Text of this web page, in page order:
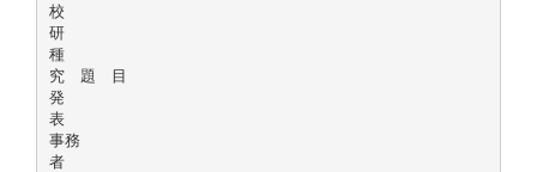
校
研
種
究 題 目
発
表
事務
者